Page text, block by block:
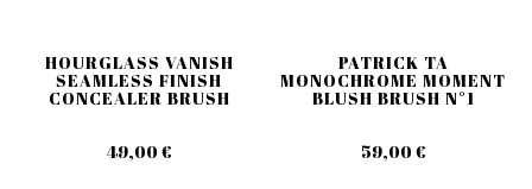
HOURGLASS VANISH
SEAMLESS FINISH
CONCEALER BRUSH
49,00 €
PATRICK TA
MONOCHROME MOMENT
BLUSH BRUSH N°1
59,00 €